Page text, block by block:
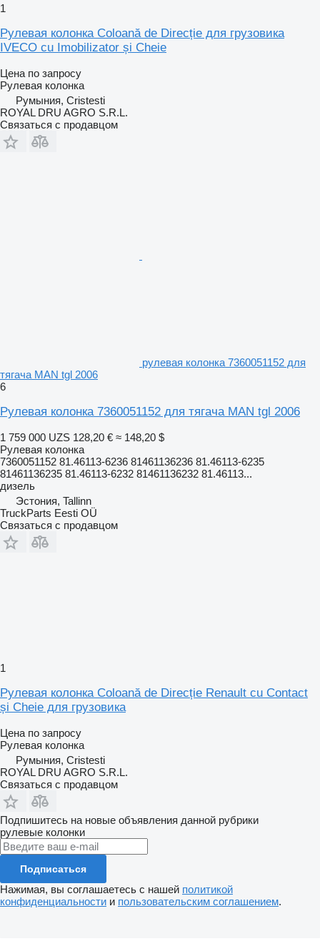
1
Рулевая колонка Coloană de Direcție для грузовика
IVECO cu Imobilizator și Cheie
Цена по запросу
Рулевая колонка
Румыния, Cristesti
ROYAL DRU AGRO S.R.L.
Связаться с продавцом
рулевая колонка 7360051152 для
тягача MAN tgl 2006
6
Рулевая колонка 7360051152 для тягача MAN tgl 2006
1 759 000 UZS 128,20 € ≈ 148,20 $
Рулевая колонка
7360051152 81.46113-6236 81461136236 81.46113-6235
81461136235 81.46113-6232 81461136232 81.46113...
дизель
Эстония, Tallinn
TruckParts Eesti OÜ
Связаться с продавцом
1
Рулевая колонка Coloană de Direcție Renault cu Contact
și Cheie для грузовика
Цена по запросу
Рулевая колонка
Румыния, Cristesti
ROYAL DRU AGRO S.R.L.
Связаться с продавцом
Подпишитесь на новые объявления данной рубрики
рулевые колонки
Подписаться
Нажимая, вы соглашаетесь с нашей политикой
конфиденциальности и пользовательским соглашением.